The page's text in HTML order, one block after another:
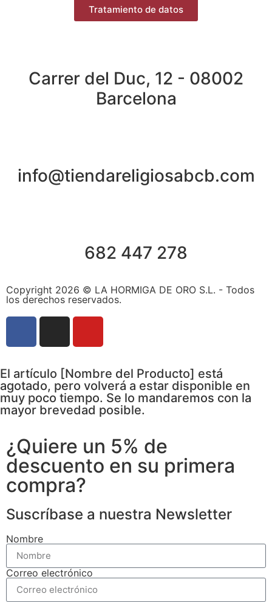
Tratamiento de datos
Carrer del Duc, 12 - 08002
Barcelona
info@tiendareligiosabcb.com
682 447 278
Copyright 2026 © LA HORMIGA DE ORO S.L. - Todos
los derechos reservados.
El artículo [Nombre del Producto] está
agotado, pero volverá a estar disponible en
muy poco tiempo. Se lo mandaremos con la
mayor brevedad posible.
¿Quiere un 5% de
descuento en su primera
compra?
Suscríbase a nuestra Newsletter
Nombre
Correo electrónico